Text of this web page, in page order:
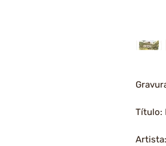
Título:
Artista: